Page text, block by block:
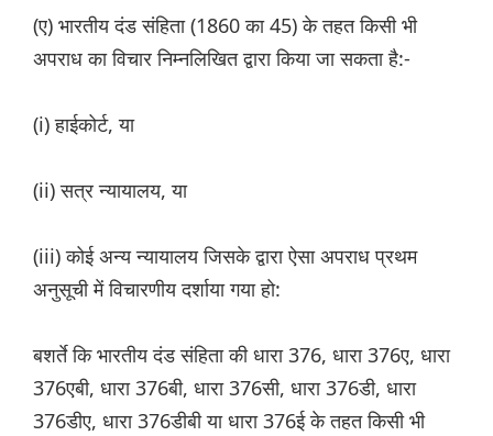
(ए) भारतीय दंड संहिता (1860 का 45) के तहत किसी भी
अपराध का विचार निम्नलिखित द्वारा किया जा सकता है:-
(i) हाईकोर्ट, या
(ii) सत्र न्यायालय, या
(iii) कोई अन्य न्यायालय जिसके द्वारा ऐसा अपराध प्रथम
अनुसूची में विचारणीय दर्शाया गया हो:
बशर्ते कि भारतीय दंड संहिता की धारा 376, धारा 376ए, धारा
376एबी, धारा 376बी, धारा 376सी, धारा 376डी, धारा
376डीए, धारा 376डीबी या धारा 376ई के तहत किसी भी